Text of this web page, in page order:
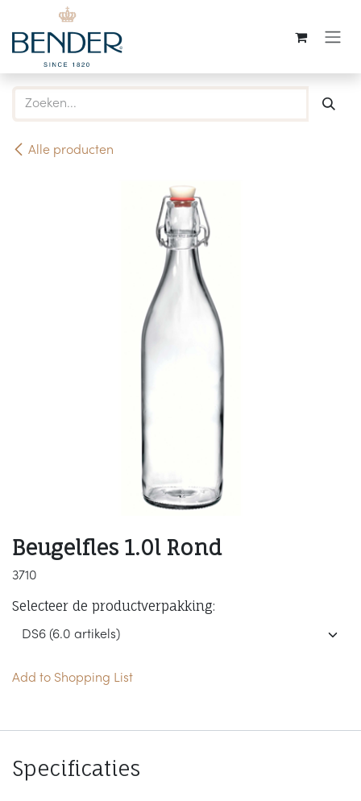
Overslaan naar inhoud
Alle producten
Beugelfles 1.0l Rond
3710
Selecteer de productverpakking:
Add to Shopping List
Specificaties